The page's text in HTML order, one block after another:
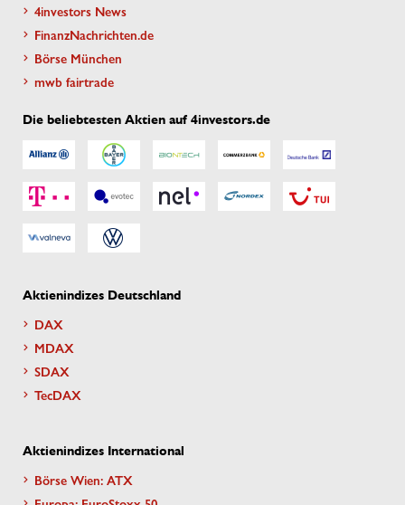
4investors News
FinanzNachrichten.de
Börse München
mwb fairtrade
Die beliebtesten Aktien auf 4investors.de
Aktienindizes Deutschland
DAX
MDAX
SDAX
TecDAX
Aktienindizes International
Börse Wien: ATX